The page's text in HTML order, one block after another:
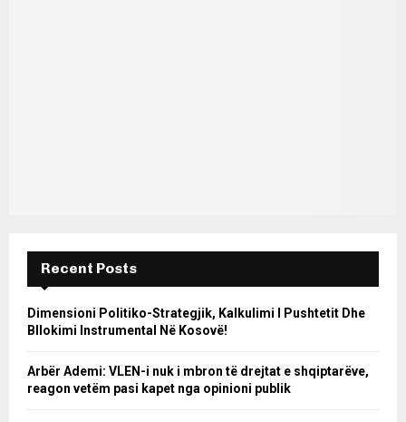
Recent Posts
Dimensioni Politiko-Strategjik, Kalkulimi I Pushtetit Dhe
Bllokimi Instrumental Në Kosovë!
Arbër Ademi: VLEN-i nuk i mbron të drejtat e shqiptarëve,
reagon vetëm pasi kapet nga opinioni publik